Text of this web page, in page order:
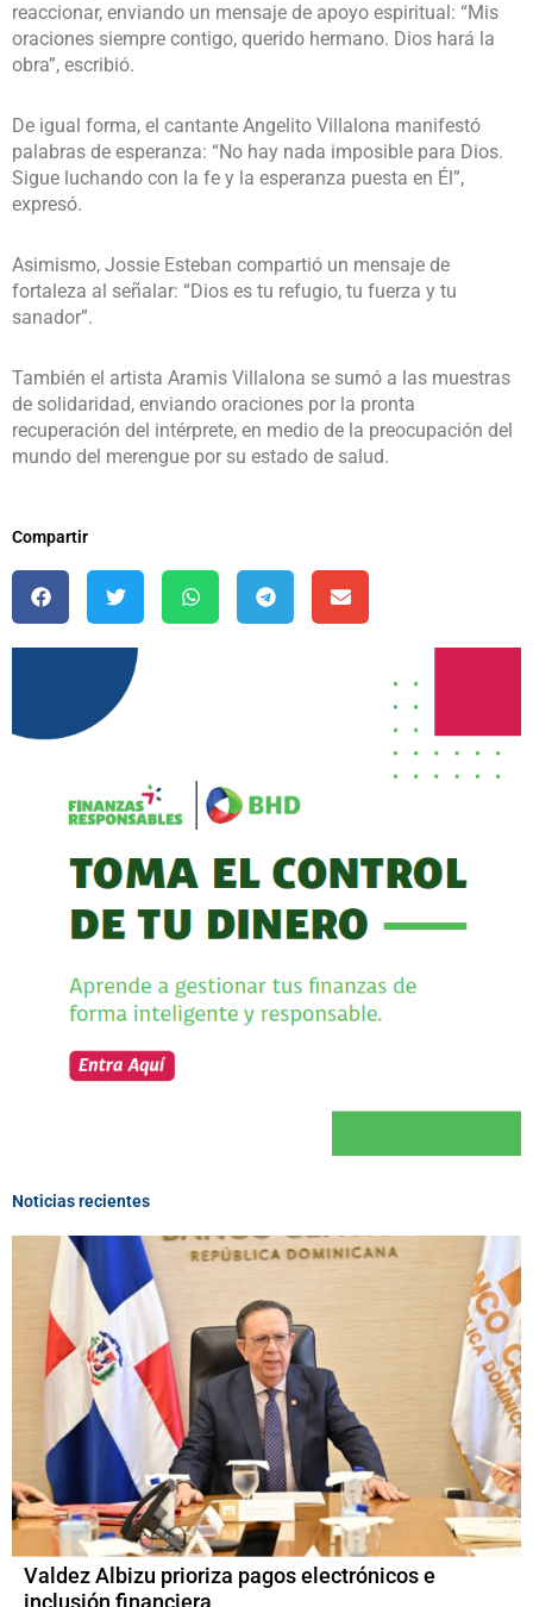
reaccionar, enviando un mensaje de apoyo espiritual: “Mis
oraciones siempre contigo, querido hermano. Dios hará la
obra”, escribió.
De igual forma, el cantante Angelito Villalona manifestó
palabras de esperanza: “No hay nada imposible para Dios.
Sigue luchando con la fe y la esperanza puesta en Él”,
expresó.
Asimismo, Jossie Esteban compartió un mensaje de
fortaleza al señalar: “Dios es tu refugio, tu fuerza y tu
sanador”.
También el artista Aramis Villalona se sumó a las muestras
de solidaridad, enviando oraciones por la pronta
recuperación del intérprete, en medio de la preocupación del
mundo del merengue por su estado de salud.
Compartir
Noticias recientes
Valdez Albizu prioriza pagos electrónicos e